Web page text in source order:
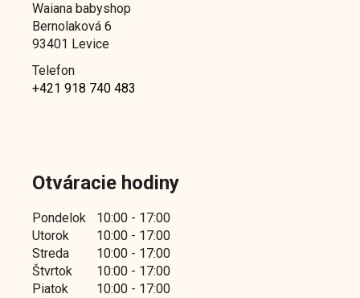
Waiana babyshop
Bernolaková 6
93401 Levice
Telefon
+421 918 740 483
Otváracie hodiny
Pondelok
10:00 - 17:00
Utorok
10:00 - 17:00
Streda
10:00 - 17:00
Štvrtok
10:00 - 17:00
Piatok
10:00 - 17:00